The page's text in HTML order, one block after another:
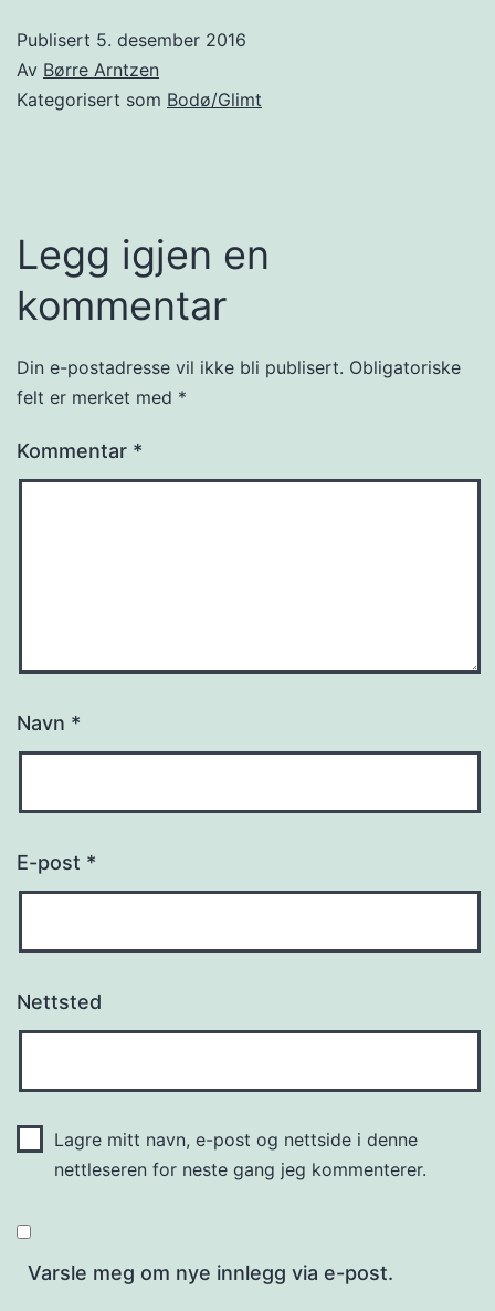
Publisert 5. desember 2016
Av Børre Arntzen
Kategorisert som Bodø/Glimt
Legg igjen en
kommentar
Din e-postadresse vil ikke bli publisert. Obligatoriske
felt er merket med *
Kommentar *
Navn *
E-post *
Nettsted
Lagre mitt navn, e-post og nettside i denne
nettleseren for neste gang jeg kommenterer.
Varsle meg om nye innlegg via e-post.